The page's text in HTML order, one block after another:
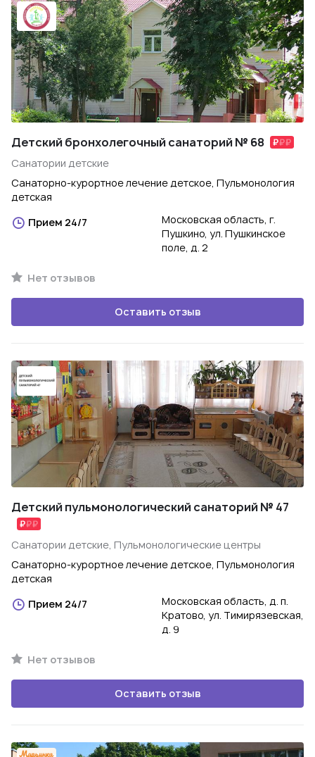
Детский бронхолегочный санаторий № 68
Санатории детские
Санаторно-курортное лечение детское, Пульмонология
детская
Прием 24/7
Московская область, г.
Пушкино, ул. Пушкинское
поле, д. 2
Нет отзывов
Оставить отзыв
Детский пульмонологический санаторий № 47
Санатории детские, Пульмонологические центры
Санаторно-курортное лечение детское, Пульмонология
детская
Прием 24/7
Московская область, д. п.
Кратово, ул. Тимирязевская,
д. 9
Нет отзывов
Оставить отзыв